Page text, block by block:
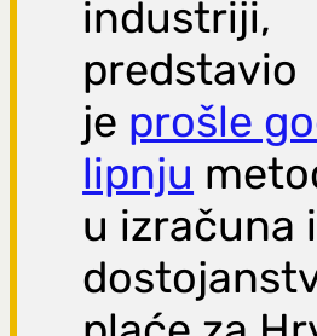
industriji,
predstavio
je prošle
lipnju
u izračuna